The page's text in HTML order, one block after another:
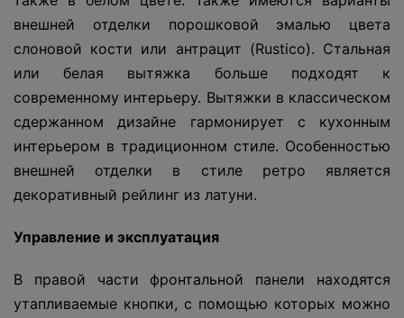
внешней отделки порошковой эмалью цвета
слоновой кости или антрацит (Rustico). Стальная
или белая вытяжка больше подходят к
современному интерьеру. Вытяжки в классическом
сдержанном дизайне гармонирует с кухонным
интерьером в традиционном стиле. Особенностью
внешней отделки в стиле ретро является
декоративный рейлинг из латуни.
Управление и эксплуатация
В правой части фронтальной панели находятся
утапливаемые кнопки, с помощью которых можно